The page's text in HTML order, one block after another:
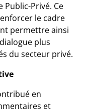
Privé. Ce
le cadre
permettre ainsi
plus
du secteur privé.
en
et